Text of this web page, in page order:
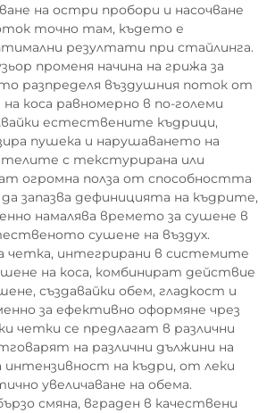
на остри пробори и насочване
точно там, където е
резултати при стайлинга.
променя начина на грижа за
разпределя въздушния поток от
коса равномерно в по-големи
естествените къдрици,
пушека и нарушаването на
с текстурирана или
огромна полза от способността
да запазва дефиницията на къдрите,
намалява времето за сушене в
сушене на въздух.
четка, интегрирани в системите
на коса, комбинират действие
създавайки обем, гладкост и
за ефективно оформяне чрез
четки се предлагат в различни
на различни дължини на
интензивност на къдри, от леки
увеличаване на обема.
смяна, вграден в качествени